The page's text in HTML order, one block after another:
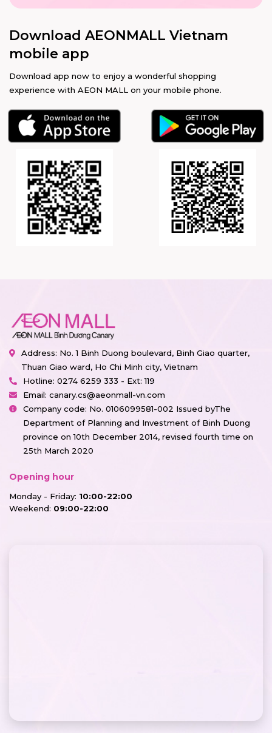
Download AEONMALL Vietnam
mobile app
Download app now to enjoy a wonderful shopping
experience with AEON MALL on your mobile phone.
Address: No. 1 Binh Duong boulevard, Binh Giao quarter,
Thuan Giao ward, Ho Chi Minh city, Vietnam
Hotline: 0274 6259 333 - Ext: 119
Email: canary.cs@aeonmall-vn.com
Company code: No. 0106099581-002 Issued byThe
Department of Planning and Investment of Binh Duong
province on 10th December 2014, revised fourth time on
25th March 2020
Opening hour
Monday - Friday: 10:00-22:00
Weekend: 09:00-22:00